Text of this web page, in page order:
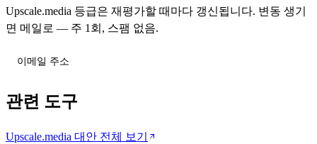
Upscale.media 등급은 재평가할 때마다 갱신됩니다. 변동 생기
면 메일로 — 주 1회, 스팸 없음.
관련 도구
Upscale.media 대안 전체 보기